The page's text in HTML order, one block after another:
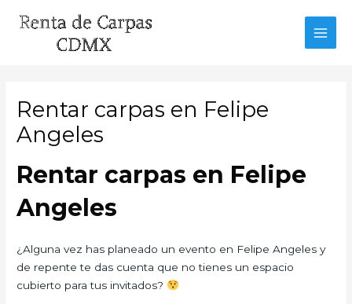
Rentar carpas en Felipe
Angeles
Rentar carpas en Felipe
Angeles
¿Alguna vez has planeado un evento en Felipe Angeles y
de repente te das cuenta que no tienes un espacio
cubierto para tus invitados?